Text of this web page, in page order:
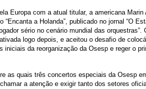
Europa com a atual titular, a americana
a Holanda”, publicado no jornal “O
sério no cenário mundial das
logo depois, e aceitou o desafio de
da reorganização da Osesp e reger o
as quais três concertos especiais da Osesp
a atenção e exigir tanto dos setores